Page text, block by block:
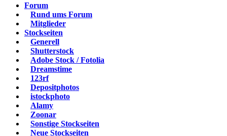
Forum
Rund ums Forum
Mitglieder
Stockseiten
Generell
Shutterstock
Adobe Stock / Fotolia
Dreamstime
123rf
Depositphotos
istockphoto
Alamy
Zoonar
Sonstige Stockseiten
Neue Stockseiten